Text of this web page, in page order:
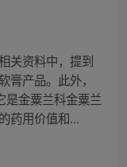
关资料中，提到
膏产品。此外，
是金粟兰科金粟兰
药用价值和...